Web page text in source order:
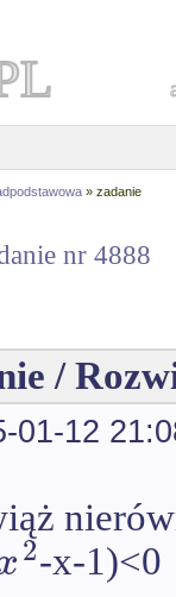
» zadanie
nr 4888
/
01-12
2-x-1)<0